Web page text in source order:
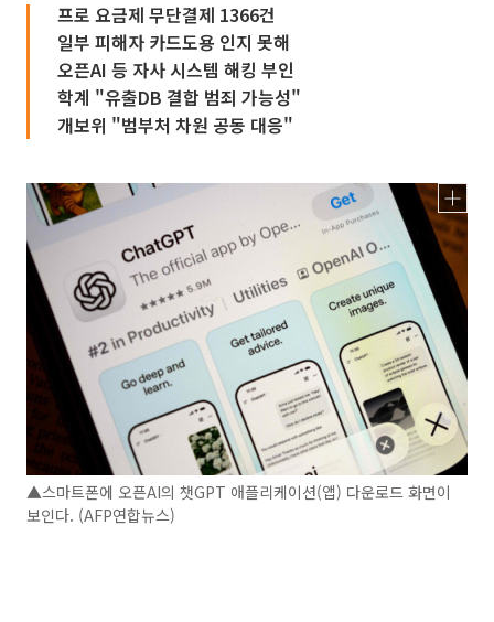
프로 요금제 무단결제 1366건
일부 피해자 카드도용 인지 못해
오픈AI 등 자사 시스템 해킹 부인
학계 "유출DB 결합 범죄 가능성"
개보위 "범부처 차원 공동 대응"
▲스마트폰에 오픈AI의 챗GPT 애플리케이션(앱) 다운로드 화면이
보인다. (AFP연합뉴스)